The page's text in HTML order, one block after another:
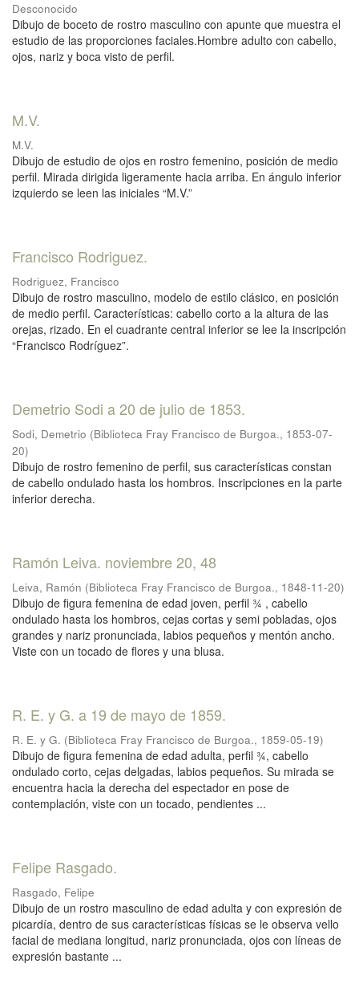
Desconocido
Dibujo de boceto de rostro masculino con apunte que muestra el
estudio de las proporciones faciales.Hombre adulto con cabello,
ojos, nariz y boca visto de perfil.
M.V.
M.V.
Dibujo de estudio de ojos en rostro femenino, posición de medio
perfil. Mirada dirigida ligeramente hacia arriba. En ángulo inferior
izquierdo se leen las iniciales “M.V.”
Francisco Rodriguez.
Rodriguez, Francisco
Dibujo de rostro masculino, modelo de estilo clásico, en posición
de medio perfil. Características: cabello corto a la altura de las
orejas, rizado. En el cuadrante central inferior se lee la inscripción
“Francisco Rodríguez”.
Demetrio Sodi a 20 de julio de 1853.
Sodi, Demetrio (Biblioteca Fray Francisco de Burgoa., 1853-07-
20)
Dibujo de rostro femenino de perfil, sus características constan
de cabello ondulado hasta los hombros. Inscripciones en la parte
inferior derecha.
Ramón Leiva. noviembre 20, 48
Leiva, Ramón (Biblioteca Fray Francisco de Burgoa., 1848-11-20)
Dibujo de figura femenina de edad joven, perfil ¾ , cabello
ondulado hasta los hombros, cejas cortas y semi pobladas, ojos
grandes y nariz pronunciada, labios pequeños y mentón ancho.
Viste con un tocado de flores y una blusa.
R. E. y G. a 19 de mayo de 1859.
R. E. y G. (Biblioteca Fray Francisco de Burgoa., 1859-05-19)
Dibujo de figura femenina de edad adulta, perfil ¾, cabello
ondulado corto, cejas delgadas, labios pequeños. Su mirada se
encuentra hacia la derecha del espectador en pose de
contemplación, viste con un tocado, pendientes ...
Felipe Rasgado.
Rasgado, Felipe
Dibujo de un rostro masculino de edad adulta y con expresión de
picardía, dentro de sus características físicas se le observa vello
facial de mediana longitud, nariz pronunciada, ojos con líneas de
expresión bastante ...